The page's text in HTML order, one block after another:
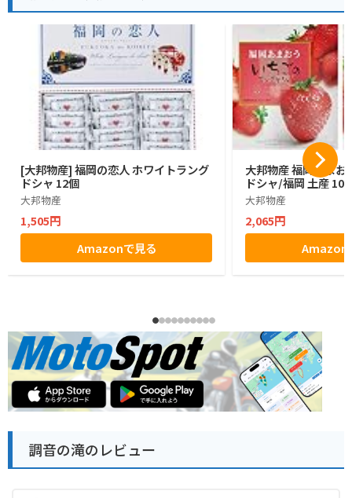
[大邦物産] 福岡の恋人 ホワイトラング
ドシャ 12個
大邦物産
1,505円
Amazonで見る
大邦物産 福岡あまお
ドシャ/福岡 土産 10
大邦物産
2,065円
Amazon
調音の滝のレビュー